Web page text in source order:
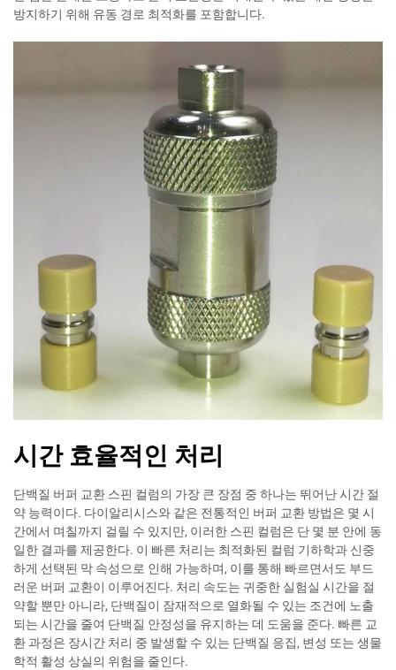
방지하기 위해 유동 경로 최적화를 포함합니다.
시간 효율적인 처리
단백질 버퍼 교환 스핀 컬럼의 가장 큰 장점 중 하나는 뛰어난 시간 절
약 능력이다. 다이알리시스와 같은 전통적인 버퍼 교환 방법은 몇 시
간에서 며칠까지 걸릴 수 있지만, 이러한 스핀 컬럼은 단 몇 분 안에 동
일한 결과를 제공한다. 이 빠른 처리는 최적화된 컬럼 기하학과 신중
하게 선택된 막 속성으로 인해 가능하며, 이를 통해 빠르면서도 부드
러운 버퍼 교환이 이루어진다. 처리 속도는 귀중한 실험실 시간을 절
약할 뿐만 아니라, 단백질이 잠재적으로 열화될 수 있는 조건에 노출
되는 시간을 줄여 단백질 안정성을 유지하는 데 도움을 준다. 빠른 교
환 과정은 장시간 처리 중 발생할 수 있는 단백질 응집, 변성 또는 생물
학적 활성 상실의 위험을 줄인다.